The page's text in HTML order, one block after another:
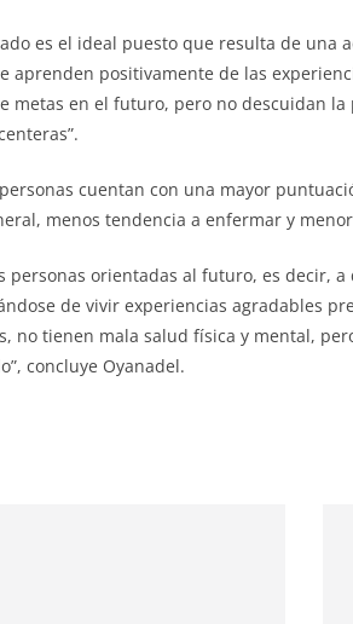
es el ideal puesto que resulta de una
aprenden positivamente de las
metas en el futuro, pero no descuidan
cuentan con una mayor
menos tendencia a enfermar y
personas orientadas al futuro, es decir,
de vivir experiencias agradables
no tienen mala salud física y mental,
concluye Oyanadel.